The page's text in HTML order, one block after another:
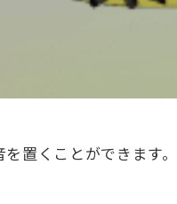
置くことができます。